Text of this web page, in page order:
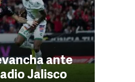
ante
Jalisco